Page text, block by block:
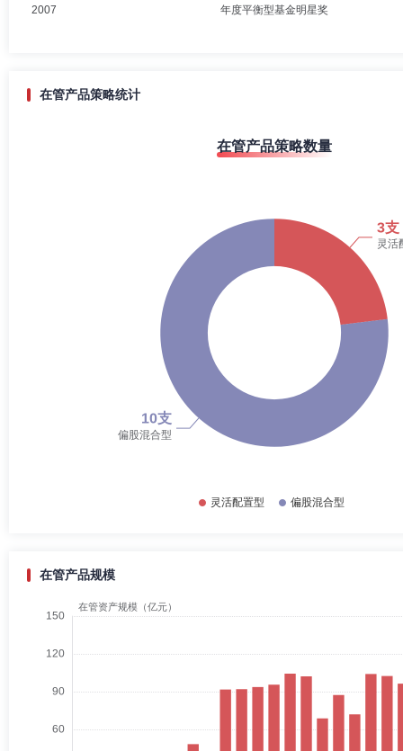
2007 年度平衡型基金明星奖
在管产品策略统计
在管产品策略数量
在管产品规模